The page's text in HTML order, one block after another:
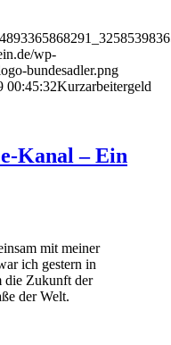
wp-
bundesadler.png
00:45:32Kurzarbeitergeld
Kanal – Ein
mit meiner
ich gestern in
die Zukunft der
der Welt.